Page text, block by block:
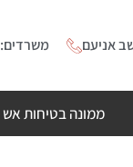
אניעם משרדים: 074-722-58-52
ממונה בטיחות אש